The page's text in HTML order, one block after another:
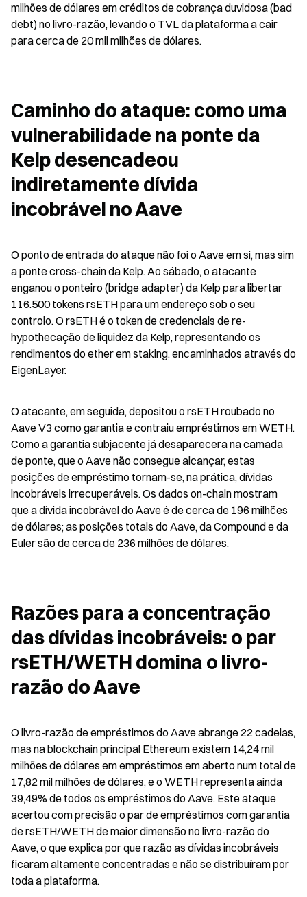
milhões de dólares em créditos de cobrança duvidosa (bad
debt) no livro-razão, levando o TVL da plataforma a cair
para cerca de 20 mil milhões de dólares.
Caminho do ataque: como uma
vulnerabilidade na ponte da
Kelp desencadeou
indiretamente dívida
incobrável no Aave
O ponto de entrada do ataque não foi o Aave em si, mas sim
a ponte cross-chain da Kelp. Ao sábado, o atacante
enganou o ponteiro (bridge adapter) da Kelp para libertar
116.500 tokens rsETH para um endereço sob o seu
controlo. O rsETH é o token de credenciais de re-
hypothecação de liquidez da Kelp, representando os
rendimentos do ether em staking, encaminhados através do
EigenLayer.
O atacante, em seguida, depositou o rsETH roubado no
Aave V3 como garantia e contraiu empréstimos em WETH.
Como a garantia subjacente já desaparecera na camada
de ponte, que o Aave não consegue alcançar, estas
posições de empréstimo tornam-se, na prática, dívidas
incobráveis irrecuperáveis. Os dados on-chain mostram
que a dívida incobrável do Aave é de cerca de 196 milhões
de dólares; as posições totais do Aave, da Compound e da
Euler são de cerca de 236 milhões de dólares.
Razões para a concentração
das dívidas incobráveis: o par
rsETH/WETH domina o livro-
razão do Aave
O livro-razão de empréstimos do Aave abrange 22 cadeias,
mas na blockchain principal Ethereum existem 14,24 mil
milhões de dólares em empréstimos em aberto num total de
17,82 mil milhões de dólares, e o WETH representa ainda
39,49% de todos os empréstimos do Aave. Este ataque
acertou com precisão o par de empréstimos com garantia
de rsETH/WETH de maior dimensão no livro-razão do
Aave, o que explica por que razão as dívidas incobráveis
ficaram altamente concentradas e não se distribuíram por
toda a plataforma.